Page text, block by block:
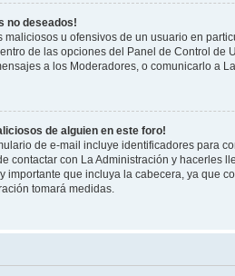
no deseados!
maliciosos u ofensivos de un usuario en
de las opciones del Panel de Control de
a los Moderadores, o comunicarlo a
de alguien en este foro!
de e-mail incluye identificadores para
contactar con La Administración y hacerles
importante que incluya la cabecera, ya que
tomará medidas.